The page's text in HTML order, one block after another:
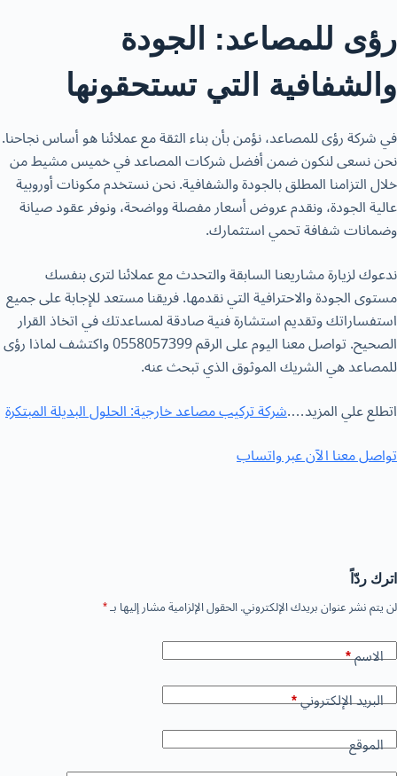
رؤى للمصاعد: الجودة
والشفافية التي تستحقونها
في شركة رؤى للمصاعد، نؤمن بأن بناء الثقة مع عملائنا هو أساس نجاحنا.
نحن نسعى لنكون ضمن أفضل شركات المصاعد في خميس مشيط من
خلال التزامنا المطلق بالجودة والشفافية. نحن نستخدم مكونات أوروبية
عالية الجودة، ونقدم عروض أسعار مفصلة وواضحة، ونوفر عقود صيانة
وضمانات شفافة تحمي استثمارك.
ندعوك لزيارة مشاريعنا السابقة والتحدث مع عملائنا لترى بنفسك
مستوى الجودة والاحترافية التي نقدمها. فريقنا مستعد للإجابة على جميع
استفساراتك وتقديم استشارة فنية صادقة لمساعدتك في اتخاذ القرار
الصحيح. تواصل معنا اليوم على الرقم 0558057399 واكتشف لماذا رؤى
للمصاعد هي الشريك الموثوق الذي تبحث عنه.
اتطلع علي المزيد….شركة تركيب مصاعد خارجية: الحلول البديلة المبتكرة
تواصل معنا الآن عبر واتساب
اترك ردّاً
لن يتم نشر عنوان بريدك الإلكتروني.الحقول الإلزامية مشار إليها بـ*
الاسم*
البريد الإلكتروني*
الموقع